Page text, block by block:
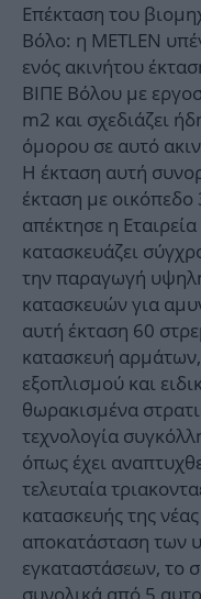
Επέκταση του
Βόλο: η METLEN
ενός ακινήτου
ΒΙΠΕ Βόλου με
m2 και σχεδιάζει
όμορου σε αυτό
Η έκταση αυτή
έκταση με
απέκτησε η
κατασκευάζει
την παραγωγή
κατασκευών για
αυτή έκταση 60
κατασκευή
εξοπλισμού και
θωρακισμένα
τεχνολογία
όπως έχει
τελευταία
κατασκευής της
αποκατάσταση των
εγκαταστάσεων, το